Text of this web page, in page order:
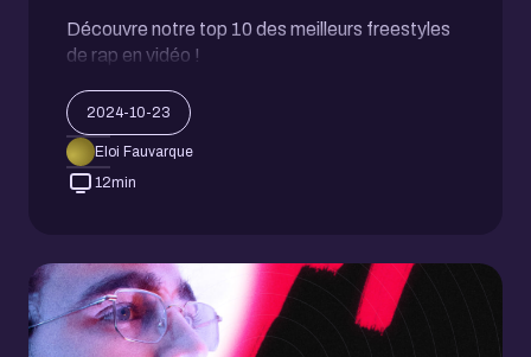
Découvre notre top 10 des meilleurs freestyles
de rap en vidéo !
2024-10-23
Eloi Fauvarque
12min